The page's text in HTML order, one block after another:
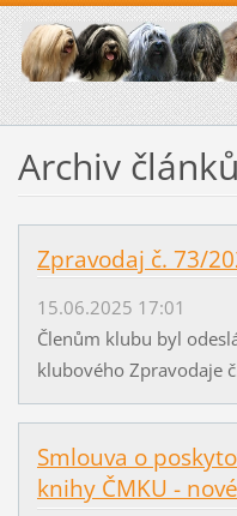
Archiv článků
Zpravodaj č. 73/
15.06.2025 17:01
Členům klubu byl
klubového Zpravodaje
Smlouva o
knihy ČMKU -